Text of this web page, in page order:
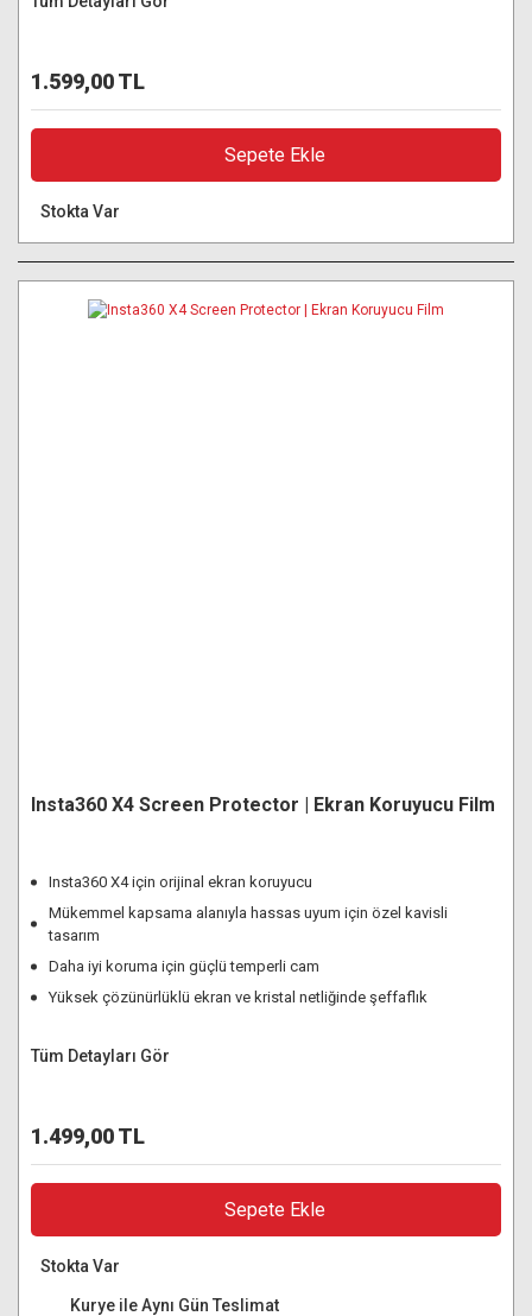
1.599,00 TL
Sepete Ekle
Stokta Var
Insta360 X4 Screen Protector | Ekran Koruyucu Film
Insta360 X4 için orijinal ekran koruyucu
Mükemmel kapsama alanıyla hassas uyum için özel kavisli
tasarım
Daha iyi koruma için güçlü temperli cam
Yüksek çözünürlüklü ekran ve kristal netliğinde şeffaflık
Tüm Detayları Gör
1.499,00 TL
Sepete Ekle
Stokta Var
Kurye ile Aynı Gün Teslimat